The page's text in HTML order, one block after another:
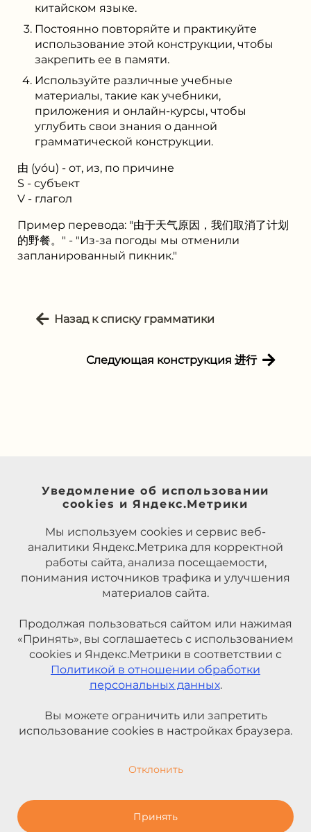
китайском языке.
Постоянно повторяйте и практикуйте
использование этой конструкции, чтобы
закрепить ее в памяти.
Используйте различные учебные
материалы, такие как учебники,
приложения и онлайн-курсы, чтобы
углубить свои знания о данной
грамматической конструкции.
由 (yóu) - от, из, по причине
S - субъект
V - глагол
Пример перевода: "由于天气原因，我们取消了计划
的野餐。" - "Из-за погоды мы отменили
запланированный пикник."
Назад к списку грамматики
Следующая конструкция 进⾏
Уведомление об использовании
cookies и Яндекс.Метрики
Мы используем cookies и сервис веб-
аналитики Яндекс.Метрика для корректной
работы сайта, анализа посещаемости,
понимания источников трафика и улучшения
материалов сайта.
Продолжая пользоваться сайтом или нажимая
«Принять», вы соглашаетесь с использованием
cookies и Яндекс.Метрики в соответствии с
Политикой в отношении обработки
персональных данных.
Вы можете ограничить или запретить
использование cookies в настройках браузера.
Отклонить
Принять